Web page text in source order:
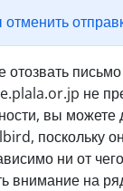
не
вы можете
поскольку
ни от
внимание на